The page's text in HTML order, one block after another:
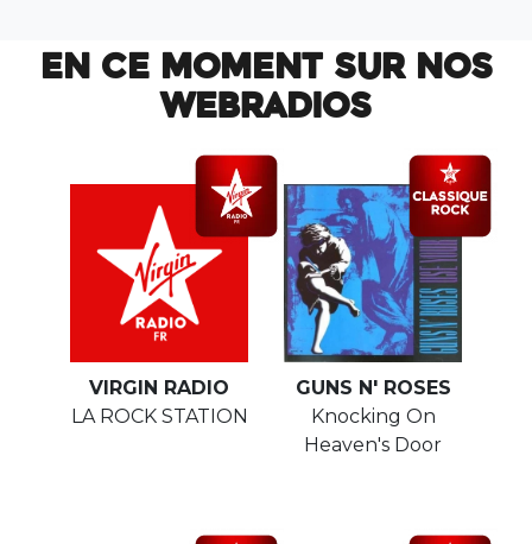
EN CE MOMENT SUR NOS
WEBRADIOS
VIRGIN RADIO
LA ROCK STATION
GUNS N' ROSES
Knocking On
Heaven's Door